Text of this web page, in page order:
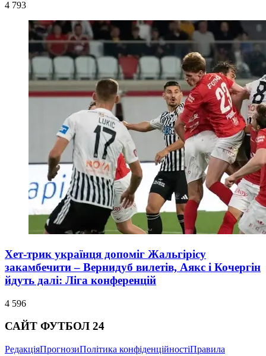
4 793
Хет-трик українця допоміг Жальгірісу
закамбечити – Вернидуб вилетів, Аякс і Кочергін
йдуть далі: Ліга конференцій
4 596
САЙТ ФУТБОЛ 24
РедакціяПрогнозиПолітика конфіденційностіПравила